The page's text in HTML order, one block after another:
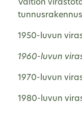
Valtion
1950-luvun
1960-luvun
1970-luvun
1980-luvun